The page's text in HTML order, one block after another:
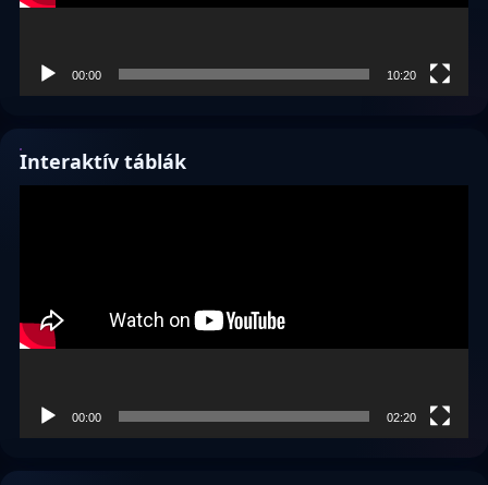
00:00 10:20
Interaktív táblák
00:00 02:20